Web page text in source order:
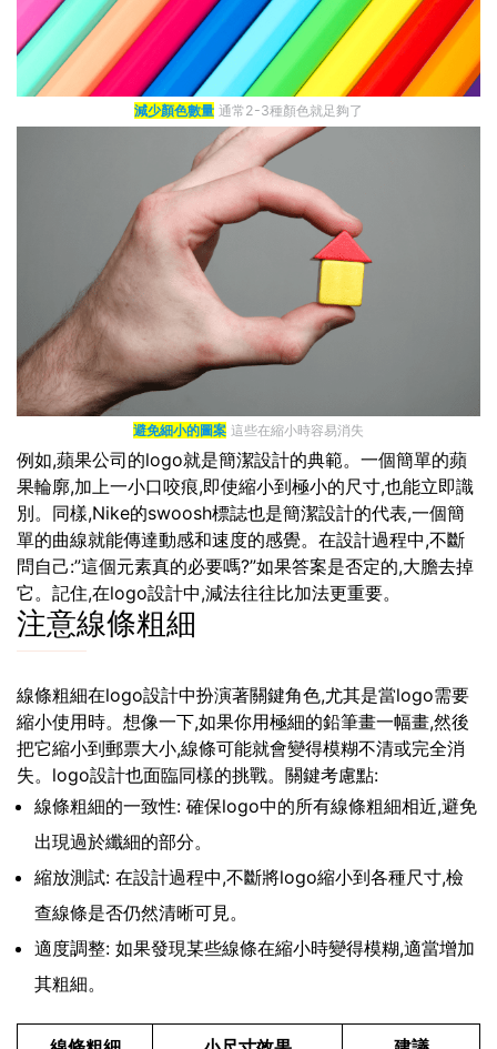
減少顏色數量 通常2-3種顏色就足夠了
避免細小的圖案 這些在縮小時容易消失
例如,蘋果公司的logo就是簡潔設計的典範。一個簡單的蘋
果輪廓,加上一小口咬痕,即使縮小到極小的尺寸,也能立即識
別。同樣,Nike的swoosh標誌也是簡潔設計的代表,一個簡
單的曲線就能傳達動感和速度的感覺。在設計過程中,不斷
問自己:”這個元素真的必要嗎?”如果答案是否定的,大膽去掉
它。記住,在logo設計中,減法往往比加法更重要。
注意線條粗細
線條粗細在logo設計中扮演著關鍵角色,尤其是當logo需要
縮小使用時。想像一下,如果你用極細的鉛筆畫一幅畫,然後
把它縮小到郵票大小,線條可能就會變得模糊不清或完全消
失。logo設計也面臨同樣的挑戰。關鍵考慮點:
線條粗細的一致性: 確保logo中的所有線條粗細相近,避免
出現過於纖細的部分。
縮放測試: 在設計過程中,不斷將logo縮小到各種尺寸,檢
查線條是否仍然清晰可見。
適度調整: 如果發現某些線條在縮小時變得模糊,適當增加
其粗細。